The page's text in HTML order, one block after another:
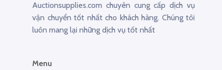
Auctionsupplies.com chuyên cung cấp dịch vụ
vận chuyển tốt nhất cho khách hàng. Chúng tôi
luôn mang lại những dịch vụ tốt nhất
Menu